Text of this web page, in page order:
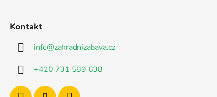
Kontakt
info@zahradnizabava.cz
+420 731 589 638